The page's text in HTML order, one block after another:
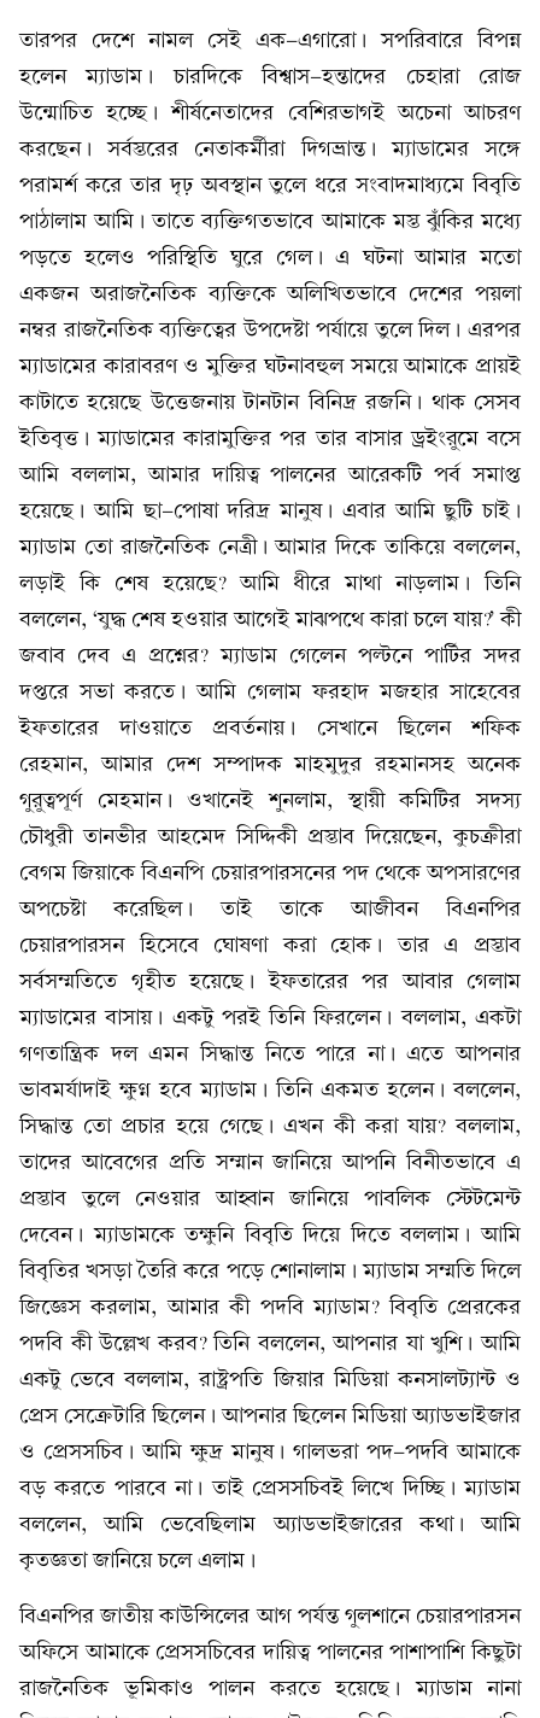
তারপর দেশে নামল সেই এক-এগারো। সপরিবারে বিপন্ন
হলেন ম্যাডাম। চারদিকে বিশ্বাস-হন্তাদের চেহারা রোজ
উন্মোচিত হচ্ছে। শীর্ষনেতাদের বেশিরভাগই অচেনা আচরণ
করছেন। সর্বস্তরের নেতাকর্মীরা দিগভ্রান্ত। ম্যাডামের সঙ্গে
পরামর্শ করে তার দৃঢ় অবস্থান তুলে ধরে সংবাদমাধ্যমে বিবৃতি
পাঠালাম আমি। তাতে ব্যক্তিগতভাবে আমাকে মস্ত ঝুঁকির মধ্যে
পড়তে হলেও পরিস্থিতি ঘুরে গেল। এ ঘটনা আমার মতো
একজন অরাজনৈতিক ব্যক্তিকে অলিখিতভাবে দেশের পয়লা
নম্বর রাজনৈতিক ব্যক্তিত্বের উপদেষ্টা পর্যায়ে তুলে দিল। এরপর
ম্যাডামের কারাবরণ ও মুক্তির ঘটনাবহুল সময়ে আমাকে প্রায়ই
কাটাতে হয়েছে উত্তেজনায় টানটান বিনিদ্র রজনি। থাক সেসব
ইতিবৃত্ত। ম্যাডামের কারামুক্তির পর তার বাসার ড্রইংরুমে বসে
আমি বললাম, আমার দায়িত্ব পালনের আরেকটি পর্ব সমাপ্ত
হয়েছে। আমি ছা-পোষা দরিদ্র মানুষ। এবার আমি ছুটি চাই।
ম্যাডাম তো রাজনৈতিক নেত্রী। আমার দিকে তাকিয়ে বললেন,
লড়াই কি শেষ হয়েছে? আমি ধীরে মাথা নাড়লাম। তিনি
বললেন, ‘যুদ্ধ শেষ হওয়ার আগেই মাঝপথে কারা চলে যায়?’ কী
জবাব দেব এ প্রশ্নের? ম্যাডাম গেলেন পল্টনে পার্টির সদর
দপ্তরে সভা করতে। আমি গেলাম ফরহাদ মজহার সাহেবের
ইফতারের দাওয়াতে প্রবর্তনায়। সেখানে ছিলেন শফিক
রেহমান, আমার দেশ সম্পাদক মাহমুদুর রহমানসহ অনেক
গুরুত্বপূর্ণ মেহমান। ওখানেই শুনলাম, স্থায়ী কমিটির সদস্য
চৌধুরী তানভীর আহমেদ সিদ্দিকী প্রস্তাব দিয়েছেন, কুচক্রীরা
বেগম জিয়াকে বিএনপি চেয়ারপারসনের পদ থেকে অপসারণের
অপচেষ্টা করেছিল। তাই তাকে আজীবন বিএনপির
চেয়ারপারসন হিসেবে ঘোষণা করা হোক। তার এ প্রস্তাব
সর্বসম্মতিতে গৃহীত হয়েছে। ইফতারের পর আবার গেলাম
ম্যাডামের বাসায়। একটু পরই তিনি ফিরলেন। বললাম, একটা
গণতান্ত্রিক দল এমন সিদ্ধান্ত নিতে পারে না। এতে আপনার
ভাবমর্যাদাই ক্ষুণ্ণ হবে ম্যাডাম। তিনি একমত হলেন। বললেন,
সিদ্ধান্ত তো প্রচার হয়ে গেছে। এখন কী করা যায়? বললাম,
তাদের আবেগের প্রতি সম্মান জানিয়ে আপনি বিনীতভাবে এ
প্রস্তাব তুলে নেওয়ার আহ্বান জানিয়ে পাবলিক স্টেটমেন্ট
দেবেন। ম্যাডামকে তক্ষুনি বিবৃতি দিয়ে দিতে বললাম। আমি
বিবৃতির খসড়া তৈরি করে পড়ে শোনালাম। ম্যাডাম সম্মতি দিলে
জিজ্ঞেস করলাম, আমার কী পদবি ম্যাডাম? বিবৃতি প্রেরকের
পদবি কী উল্লেখ করব? তিনি বললেন, আপনার যা খুশি। আমি
একটু ভেবে বললাম, রাষ্ট্রপতি জিয়ার মিডিয়া কনসালট্যান্ট ও
প্রেস সেক্রেটারি ছিলেন। আপনার ছিলেন মিডিয়া অ্যাডভাইজার
ও প্রেসসচিব। আমি ক্ষুদ্র মানুষ। গালভরা পদ-পদবি আমাকে
বড় করতে পারবে না। তাই প্রেসসচিবই লিখে দিচ্ছি। ম্যাডাম
বললেন, আমি ভেবেছিলাম অ্যাডভাইজারের কথা। আমি
কৃতজ্ঞতা জানিয়ে চলে এলাম।
বিএনপির জাতীয় কাউন্সিলের আগ পর্যন্ত গুলশানে চেয়ারপারসন
অফিসে আমাকে প্রেসসচিবের দায়িত্ব পালনের পাশাপাশি কিছুটা
রাজনৈতিক ভূমিকাও পালন করতে হয়েছে। ম্যাডাম নানা